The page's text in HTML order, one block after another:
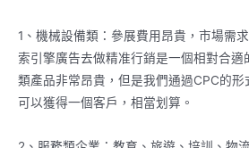
1、機械設備類：參展費用昂貴，市場需
索引擎廣告去做精准行銷是一個相對合適
類產品非常昂貴，但是我們通過CPC的
可以獲得一個客戶，相當划算。